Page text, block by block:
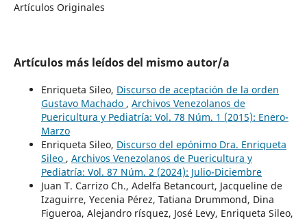
Artículos Originales
Artículos más leídos del mismo autor/a
Enriqueta Sileo, Discurso de aceptación de la orden
Gustavo Machado , Archivos Venezolanos de
Puericultura y Pediatría: Vol. 78 Núm. 1 (2015): Enero-
Marzo
Enriqueta Sileo, Discurso del epónimo Dra. Enriqueta
Sileo , Archivos Venezolanos de Puericultura y
Pediatría: Vol. 87 Núm. 2 (2024): Julio-Diciembre
Juan T. Carrizo Ch., Adelfa Betancourt, Jacqueline de
Izaguirre, Yecenia Pérez, Tatiana Drummond, Dina
Figueroa, Alejandro rísquez, José Levy, Enriqueta Sileo,